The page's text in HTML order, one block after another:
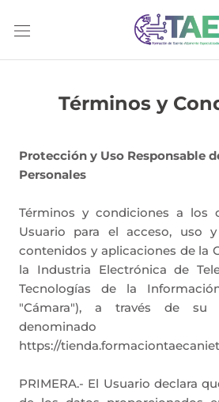
Términos y
Protección y Uso Responsable
Personales
Términos y condiciones a los
Usuario para el acceso, uso
contenidos y aplicaciones de la
la Industria Electrónica de
Tecnologías de la
"Cámara"), a través de
denominado
https://
PRIMERA.- El Usuario declara